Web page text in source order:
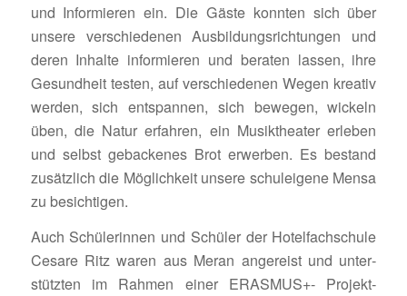
und Infor­mieren ein. Die Gäste konnten sich über
unsere verschie­denen Ausbil­dungs­rich­tungen und
deren Inhalte infor­mieren und beraten lassen, ihre
Gesund­heit testen, auf verschie­denen Wegen kreativ
werden, sich entspannen, sich bewegen, wickeln
üben, die Natur erfahren, ein Musik­theater erleben
und selbst geba­ckenes Brot erwerben. Es bestand
zusätz­lich die Möglich­keit unsere schul­ei­gene Mensa
zu besichtigen.
Auch Schü­le­rinnen und Schüler der Hotel­fach­schule
Cesare Ritz waren aus Meran ange­reist und unter­
stützten im Rahmen einer ERASMUS+- Projekt­